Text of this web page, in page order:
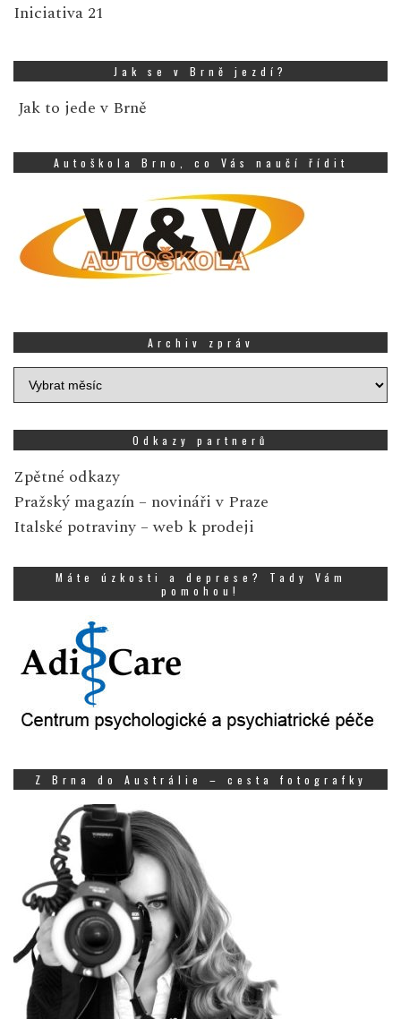
Iniciativa 21
Jak se v Brně jezdí?
Jak to jede v Brně
Autoškola Brno, co Vás naučí řídit
Archiv zpráv
Archiv
zpráv
Odkazy partnerů
Zpětné odkazy
Pražský magazín – novináři v Praze
Italské potraviny – web k prodeji
Máte úzkosti a deprese? Tady Vám
pomohou!
Z Brna do Austrálie – cesta fotografky